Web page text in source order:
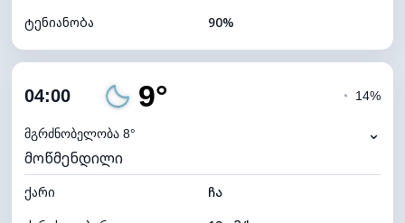
ტენიანობა
90%
ღრუბლიანობა
ნამის წერტილი
ხილვადობა
განათების ინდექსი 0 (ბნელი)
04:00 9°
მგრძნობელობა 8°
◔ 14%
⌄
მოწმენდილი
ქარი
ჩა